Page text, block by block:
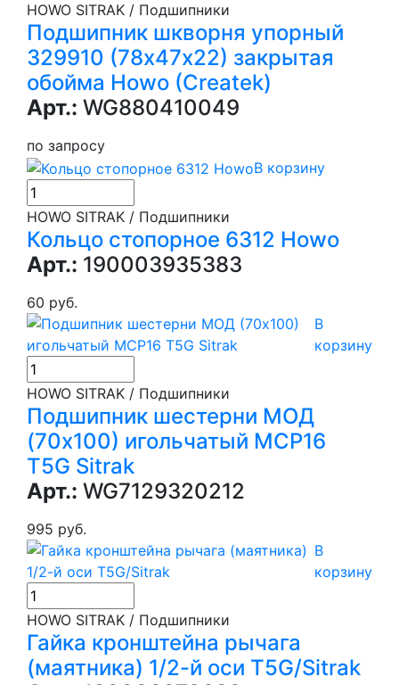
HOWO SITRAK / Подшипники
Подшипник шкворня упорный
329910 (78х47х22) закрытая
обойма Howo (Createk)
Арт.: WG880410049
по запросу
В корзину
HOWO SITRAK / Подшипники
Кольцо стопорное 6312 Howo
Арт.: 190003935383
60 руб.
В
корзину
HOWO SITRAK / Подшипники
Подшипник шестерни МОД
(70х100) игольчатый MCP16
T5G Sitrak
Арт.: WG7129320212
995 руб.
В
корзину
HOWO SITRAK / Подшипники
Гайка кронштейна рычага
(маятника) 1/2-й оси T5G/Sitrak